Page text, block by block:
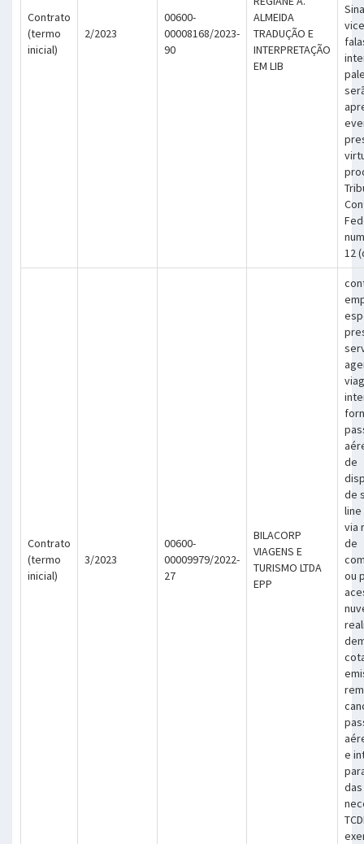
Contrato
(termo
inicial)
2/2023
00600-
00008168/2023-
90
ALMEIDA
TRADUÇÃO E
INTERPRETAÇÃO
EM LIB
12
Contrato
(termo
inicial)
3/2023
00600-
00009979/2022-
27
BILACORP
VIAGENS E
TURISMO LTDA
EPP
de
de
via
de
ou
e
das